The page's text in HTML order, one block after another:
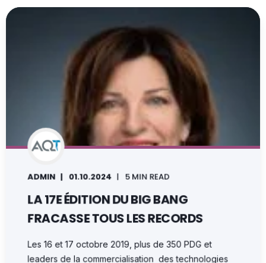
ADMIN 01.10.2024 5 MIN READ
LA 17E ÉDITION DU BIG BANG
FRACASSE TOUS LES RECORDS
Les 16 et 17 octobre 2019, plus de 350 PDG et
leaders de la commercialisation des technologies